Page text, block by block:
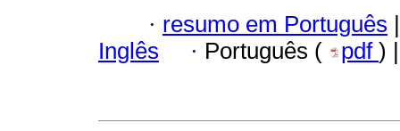
· resumo em Português
Inglês
· Português ( pdf )